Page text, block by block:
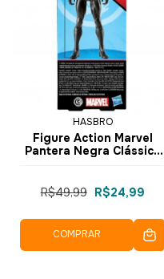
HASBRO
Figure Action Marvel
Pantera Negra Clássico
R$49,99
R$24,99
COMPRAR